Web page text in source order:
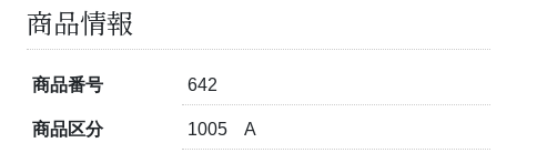
商品情報
商品番号 642
商品区分 1005 A